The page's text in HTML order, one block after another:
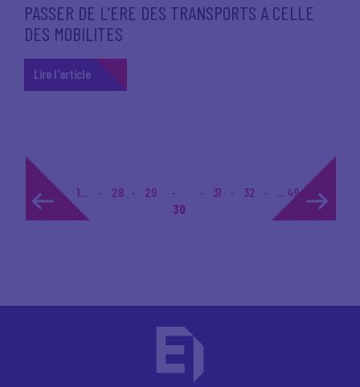
PASSER DE L’ERE DES TRANSPORTS A CELLE
DES MOBILITES
Lire l'article
1... 28
29
30
31 32 ... 49